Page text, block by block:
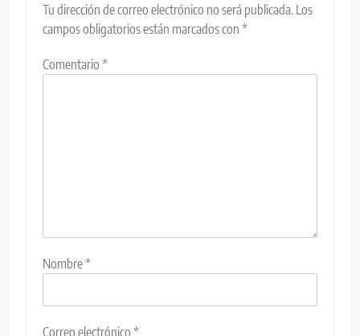
Tu dirección de correo electrónico no será publicada. Los
campos obligatorios están marcados con *
Comentario *
Nombre*
Correo electrónico *